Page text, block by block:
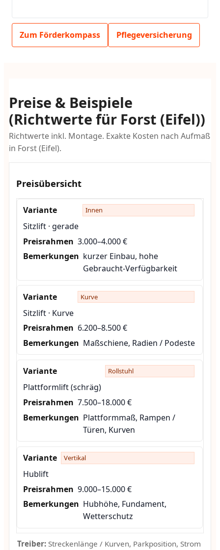
Zum Förderkompass Pflegeversicherung
Preise & Beispiele
(Richtwerte für Forst (Eifel))
Richtwerte inkl. Montage. Exakte Kosten nach Aufmaß
in Forst (Eifel).
Preisübersicht
Innen
Sitzlift · gerade
3.000–4.000 €
kurzer Einbau, hohe
Gebraucht-Verfügbarkeit
Kurve
Sitzlift · Kurve
6.200–8.500 €
Maßschiene, Radien / Podeste
Rollstuhl
Plattformlift (schräg)
7.500–18.000 €
Plattformmaß, Rampen /
Türen, Kurven
Vertikal
Hublift
9.000–15.000 €
Hubhöhe, Fundament,
Wetterschutz
Treiber:Streckenlänge / Kurven, Parkposition, Strom